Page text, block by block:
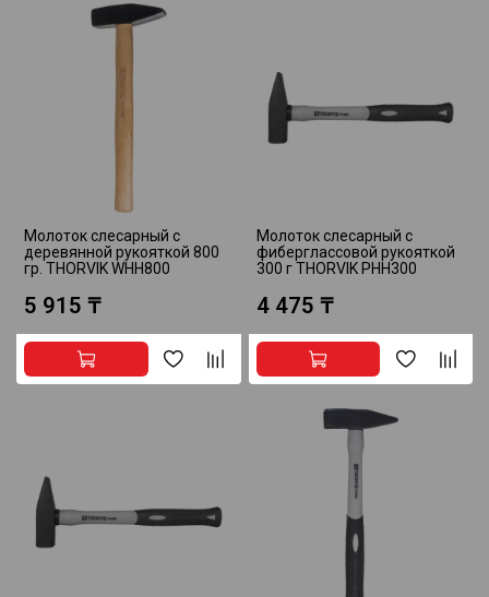
Молоток слесарный с
деревянной рукояткой 800
гр. THORVIK WHH800
5 915 ₸
Молоток слесарный с
фиберглассовой рукояткой
300 г THORVIK PHH300
4 475 ₸